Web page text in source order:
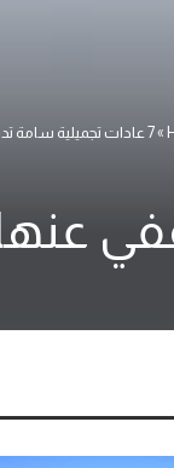
»7 عادات تجميلية سامة تدمّر جمالك دون أن تشعري – توقفي عنها الآن!